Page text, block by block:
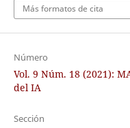
Más formatos de cita
Número
Vol. 9 Núm. 18 (2021):
del IA
Sección